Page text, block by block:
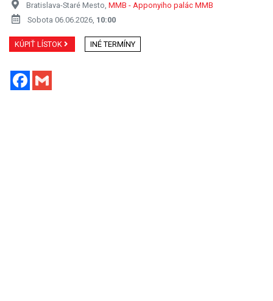
Bratislava-Staré Mesto, MMB - Apponyiho palác MMB
Sobota 06.06.2026, 10:00
KÚPIŤ LÍSTOK INÉ TERMÍNY
Facebook